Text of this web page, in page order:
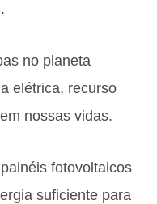
no planeta
elétrica, recurso
nossas vidas.
fotovoltaicos
suficiente para